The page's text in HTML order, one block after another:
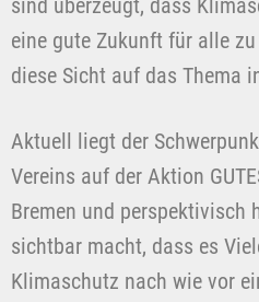
sind überzeugt, dass
eine gute Zukunft für alle
diese Sicht auf das Thema
Aktuell liegt der
Vereins auf der Aktion
Bremen und perspektivisch
sichtbar macht, dass es
Klimaschutz nach wie vor